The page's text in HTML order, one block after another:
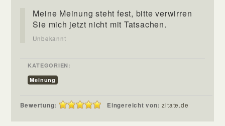
Meine Meinung steht fest, bitte verwirren
Sie mich jetzt nicht mit Tatsachen.
Unbekannt
KATEGORIEN:
Meinung
Bewertung: Eingereicht von:zitate.de